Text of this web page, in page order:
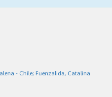
- Chile; Fuenzalida, Catalina